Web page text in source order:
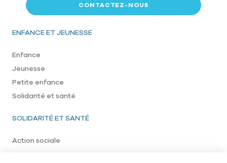
CONTACTEZ-NOUS
Pied de page
ENFANCE ET JEUNESSE
Enfance
Jeunesse
Petite enfance
Solidarité et santé
SOLIDARITÉ ET SANTÉ
Action sociale